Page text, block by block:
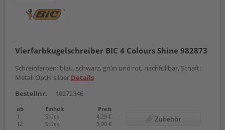
Vierfarbkugelschreiber BIC 4 Colours Shine 982873
Schreibfarben: blau, schwarz, grün und rot, nachfüllbar, Schaft:
Metall Optik silber Details
Bestellnr.
10272346
ab Einheit
Preis
1
Stück
4,29 €
12
Stück 3,99 €
Zubehör